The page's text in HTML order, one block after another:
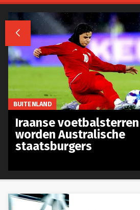

BUITENLAND
Iraanse voetbalsterren
worden Australische
staatsburgers